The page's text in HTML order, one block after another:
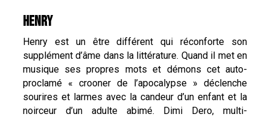
HENRY
Henry est un être différent qui réconforte son
supplément d’âme dans la littérature. Quand il met en
musique ses propres mots et démons cet auto-
proclamé « crooner de l’apocalypse » déclenche
sourires et larmes avec la candeur d’un enfant et la
noirceur d’un adulte abimé. Dimi Dero, multi-